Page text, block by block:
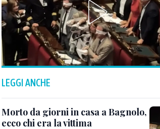
LEGGI ANCHE
Morto da giorni in casa a Bagnolo,
ecco chi era la vittima